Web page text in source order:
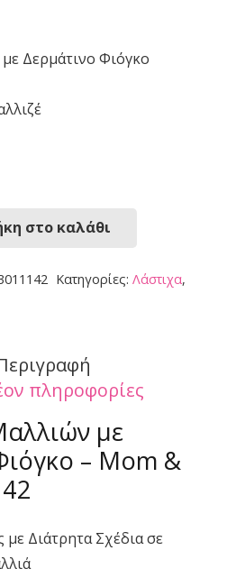
Δερμάτινο Φιόγκο
στο καλάθι
Κατηγορίες: Λάστιχα,
πληροφορίες
με
– Mom &
με Διάτρητα Σχέδια σε